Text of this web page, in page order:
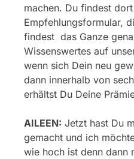
machen. Du findest
Empfehlungsformular,
findest das Ganze
Wissenswertes auf
wenn sich Dein neu
dann innerhalb von
erhältst Du Deine
AILEEN: Jetzt hast Du
gemacht und ich
wie hoch ist denn dann